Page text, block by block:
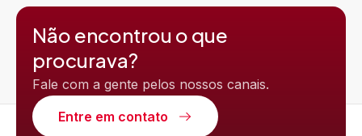
Não encontrou o que
procurava?
Fale com a gente pelos nossos canais.
Entre em contato